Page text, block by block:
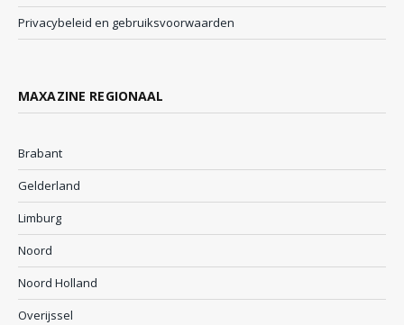
Privacybeleid en gebruiksvoorwaarden
MAXAZINE REGIONAAL
Brabant
Gelderland
Limburg
Noord
Noord Holland
Overijssel